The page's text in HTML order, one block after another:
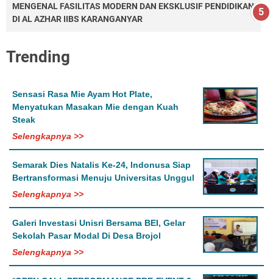
MENGENAL FASILITAS MODERN DAN EKSKLUSIF PENDIDIKAN
DI AL AZHAR IIBS KARANGANYAR
Trending
Sensasi Rasa Mie Ayam Hot Plate,
Menyatukan Masakan Mie dengan Kuah
Steak
Selengkapnya >>
Semarak Dies Natalis Ke-24, Indonusa Siap
Bertransformasi Menuju Universitas Unggul
Selengkapnya >>
Galeri Investasi Unisri Bersama BEI, Gelar
Sekolah Pasar Modal Di Desa Brojol
Selengkapnya >>